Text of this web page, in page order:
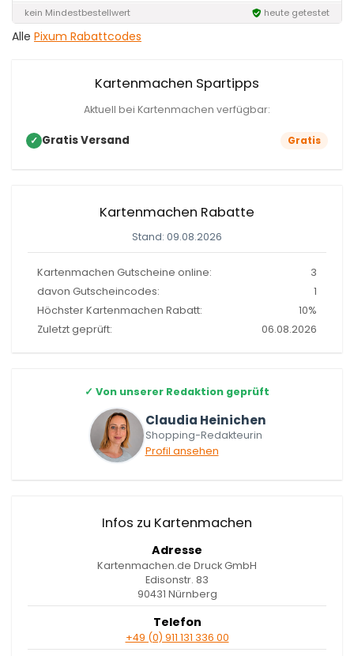
kein Mindestbestellwert heute getestet
Alle Pixum Rabattcodes
Kartenmachen Spartipps
Aktuell bei Kartenmachen verfügbar:
✓ Gratis Versand Gratis
Kartenmachen Rabatte
Stand: 09.08.2026
Kartenmachen Gutscheine online:
3
davon Gutscheincodes:
1
Höchster Kartenmachen Rabatt:
10%
Zuletzt geprüft:
06.08.2026
✓ Von unserer Redaktion geprüft
Claudia Heinichen
Shopping-Redakteurin
Profil ansehen
Infos zu Kartenmachen
Adresse
Kartenmachen.de Druck GmbH
Edisonstr. 83
90431 Nürnberg
Telefon
+49 (0) 911 131 336 00